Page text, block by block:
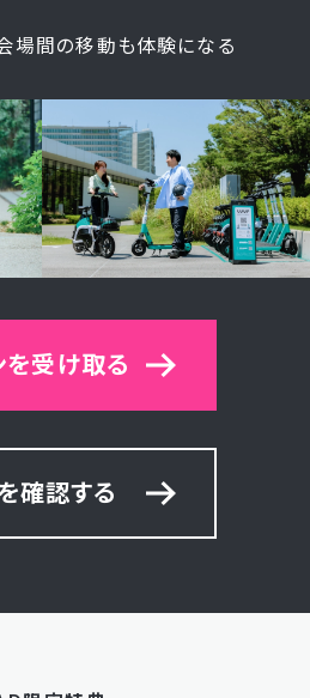
場間の移動も体験になる
を受け取る
確認する